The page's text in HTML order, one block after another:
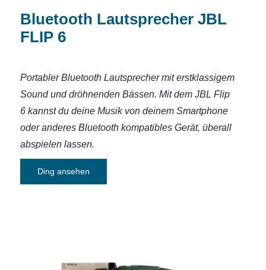
Bluetooth Lautsprecher JBL
FLIP 6
Portabler Bluetooth Lautsprecher mit erstklassigem
Sound und dröhnenden Bässen.Mit dem JBL Flip
6 kannst du deine Musik von deinem Smartphone
oder anderes Bluetooth kompatibles Gerät, überall
abspielen lassen.
Ding ansehen